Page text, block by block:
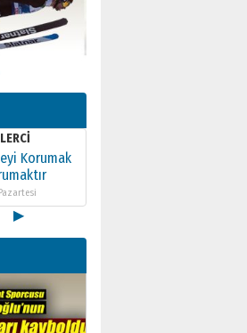
Korumak
Korumak
Korumak
▶